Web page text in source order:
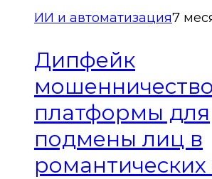
ИИ и автоматизация7
Дипфейк
платформы для
подмены лиц в